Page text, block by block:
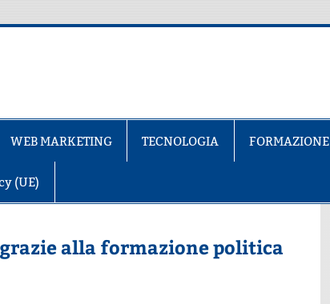
WEB MARKETING TECNOLOGIA FORMAZIONE
(UE)
alla formazione politica